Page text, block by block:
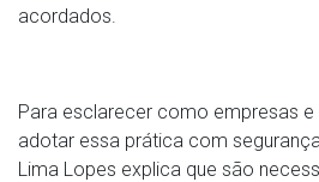
acordados.
Para esclarecer como empresas
adotar essa prática com
Lima Lopes explica que são